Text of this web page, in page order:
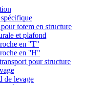
totem en structure
et plafond
en ''T''
en ''H''
pour structure
de levage